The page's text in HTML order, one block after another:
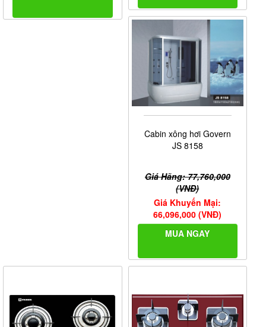
Cabin xông hơi Govern
JS 8158
Giá Hãng: 77,760,000
(VNĐ)
Giá Khuyến Mại:
66,096,000 (VNĐ)
MUA NGAY